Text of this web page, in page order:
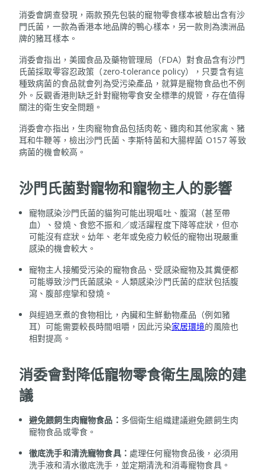
消委會調查發現，兩款預先包裝的寵物零食樣本被驗出含有沙
門氏菌，一款為香港本地品牌的鴨心樣本，另一款則為澳洲品
牌的豬耳樣本。
消委會指出，美國食品及藥物管理局（FDA）對食品含有沙門
氏菌採取零容忍政策（zero-tolerance policy），只要含有這
種致病菌的食品就會列為受污染產品，就算是寵物食品也不例
外。反觀香港則缺乏針對寵物零食安全標準的規管，存在值得
關注的衛生安全問題。
消委會亦指出，生肉寵物食品包括肉乾、雞肉和其他家禽、豬
耳和牛鞭等，檢出沙門氏菌、李斯特菌和大腸桿菌 O157 等致
病菌的機會較高。
沙門氏菌對寵物和寵物主人的影響
寵物感染沙門氏菌的貓狗可能出現嘔吐、腹瀉（甚至帶
血）、發燒、食慾不振和／或活躍程度下降等症狀，但亦
可能沒有症狀。幼年、老年或免疫力較低的寵物出現嚴重
感染的機會較大。
寵物主人接觸受污染的寵物食品、受感染寵物及其糞便都
可能導致沙門氏菌感染。人類感染沙門氏菌的症狀包括腹
瀉、腹部痙攣和發燒。
與經過烹煮的食物相比，內臟和生鮮動物產品（例如豬
耳）可能需要較長時間咀嚼，因此污染家居環境的風險也
相對提高。
消委會對降低寵物零食衛生風險的建
議
避免餵飼生肉寵物食品： 多個衛生組織建議避免餵飼生肉
寵物食品或零食。
徹底洗手和清洗寵物食具： 處理任何寵物食品後，必須用
洗手液和清水徹底洗手，並定期清洗和消毒寵物食具。